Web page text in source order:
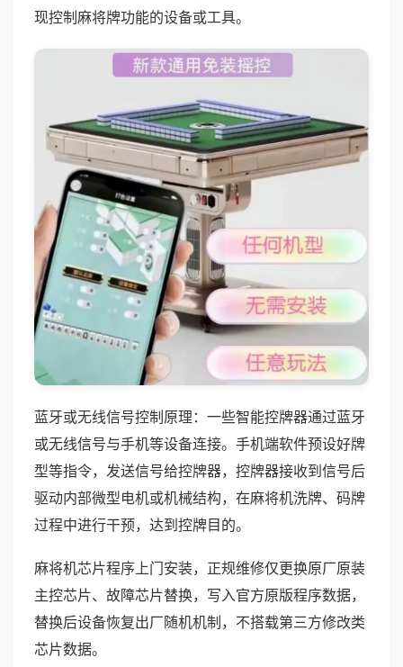
现控制麻将牌功能的设备或工具。
蓝牙或无线信号控制原理：一些智能控牌器通过蓝牙
或无线信号与手机等设备连接。手机端软件预设好牌
型等指令，发送信号给控牌器，控牌器接收到信号后
驱动内部微型电机或机械结构，在麻将机洗牌、码牌
过程中进行干预，达到控牌目的。
麻将机芯片程序上门安装，正规维修仅更换原厂原装
主控芯片、故障芯片替换，写入官方原版程序数据，
替换后设备恢复出厂随机机制，不搭载第三方修改类
芯片数据。